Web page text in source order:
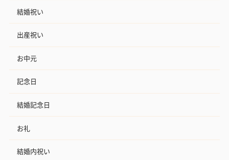
結婚祝い
出産祝い
お中元
記念日
結婚記念日
お礼
結婚内祝い